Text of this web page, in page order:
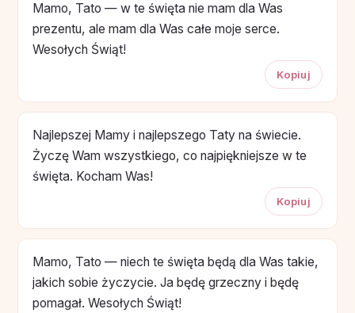
Mamo, Tato — w te święta nie mam dla Was
prezentu, ale mam dla Was całe moje serce.
Wesołych Świąt!
Kopiuj
Najlepszej Mamy i najlepszego Taty na świecie.
Życzę Wam wszystkiego, co najpiękniejsze w te
święta. Kocham Was!
Kopiuj
Mamo, Tato — niech te święta będą dla Was takie,
jakich sobie życzycie. Ja będę grzeczny i będę
pomagał. Wesołych Świąt!